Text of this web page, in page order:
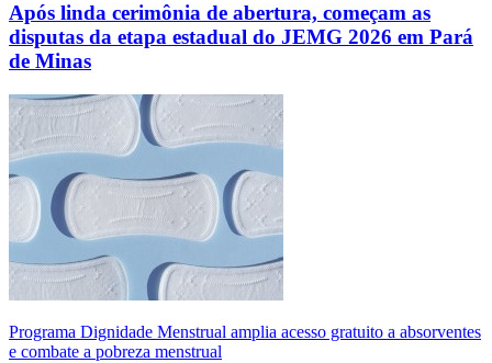
Após linda cerimônia de abertura, começam as
disputas da etapa estadual do JEMG 2026 em Pará
de Minas
Programa Dignidade Menstrual amplia acesso gratuito a absorventes
e combate a pobreza menstrual